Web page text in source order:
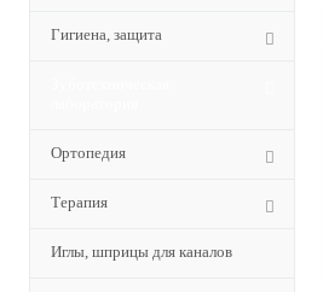
Гигиена, защита
Ортопедия
Терапия
Иглы, шприцы для каналов